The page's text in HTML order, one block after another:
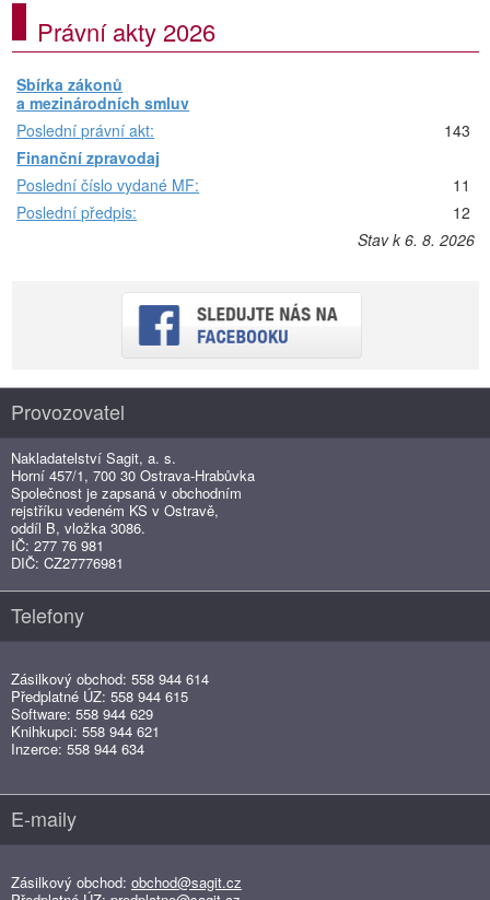
Právní akty 2026
Sbírka zákonů
a mezinárodních smluv
Poslední právní akt:
143
Finanční zpravodaj
Poslední číslo vydané MF:
11
Poslední předpis:
12
Stav k 6. 8. 2026
Provozovatel
Nakladatelství Sagit, a. s.
Horní 457/1, 700 30 Ostrava-Hrabůvka
Společnost je zapsaná v obchodním
rejstříku vedeném KS v Ostravě,
oddíl B, vložka 3086.
IČ: 277 76 981
DIČ: CZ27776981
Telefony
Zásilkový obchod: 558 944 614
Předplatné ÚZ: 558 944 615
Software: 558 944 629
Knihkupci: 558 944 621
Inzerce: 558 944 634
E-maily
Zásilkový obchod: obchod@sagit.cz